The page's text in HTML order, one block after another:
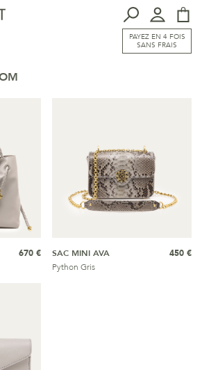
PAYEZ EN 4 FOIS
SANS FRAIS
670 €
SAC MINI AVA
Python Gris
450 €